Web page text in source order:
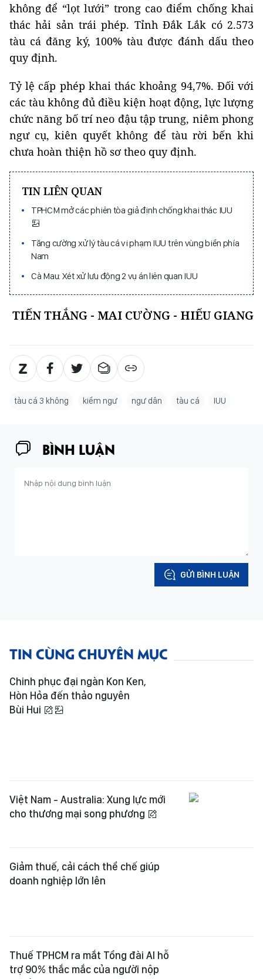
không để “lọt lưới” trong cao điểm chống khai
thác hải sản trái phép. Tỉnh Đắk Lắk có 2.573
tàu cá đăng ký, 100% tàu được đánh dấu theo
quy định.
Tỷ lệ cấp phép khai thác khoảng 94,7%. Đối với
các tàu không đủ điều kiện hoạt động, lực lượng
chức năng bố trí neo đậu tập trung, niêm phong
ngư cụ, kiên quyết không để tàu rời bến khi
chưa hoàn thiện hồ sơ theo quy định.
TIN LIÊN QUAN
TPHCM mở các phiên tòa giả định chống khai thác IUU
Tăng cường xử lý tàu cá vi phạm IUU trên vùng biển phía
Nam
Cà Mau: Xét xử lưu động 2 vụ án liên quan IUU
TIẾN THẮNG - MAI CƯỜNG - HIẾU GIANG
tàu cá 3 không kiểm ngư ngư dân tàu cá IUU
BÌNH LUẬN
GỬI BÌNH LUẬN
TIN CÙNG CHUYÊN MỤC
Chinh phục đại ngàn Kon Ken,
Hòn Hỏa đến thảo nguyên
Bùi Hui